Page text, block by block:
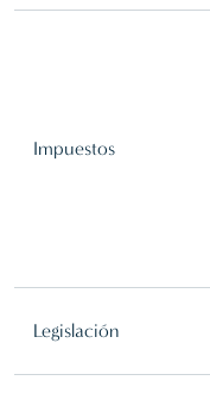
Impuestos
Legislación